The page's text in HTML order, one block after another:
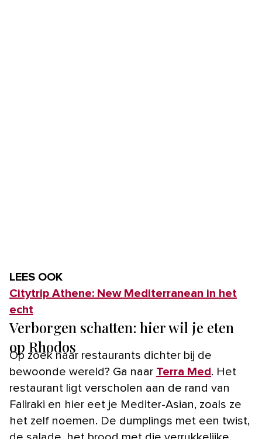
LEES OOK
Citytrip Athene: New Mediterranean in het
echt
Verborgen schatten: hier wil je eten
op Rhodos
Op zoek naar restaurants dichter bij de
bewoonde wereld? Ga naar Terra Med. Het
restaurant ligt verscholen aan de rand van
Faliraki en hier eet je Mediter-Asian, zoals ze
het zelf noemen. De dumplings met een twist,